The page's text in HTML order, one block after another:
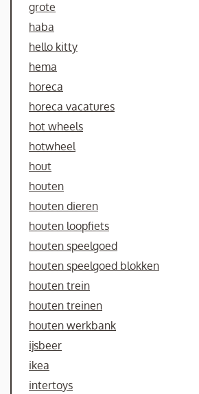
grote
haba
hello kitty
hema
horeca
horeca vacatures
hot wheels
hotwheel
hout
houten
houten dieren
houten loopfiets
houten speelgoed
houten speelgoed blokken
houten trein
houten treinen
houten werkbank
ijsbeer
ikea
intertoys